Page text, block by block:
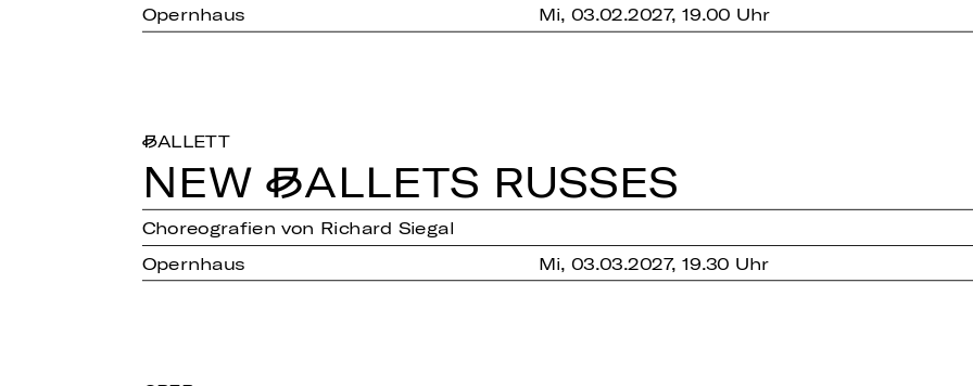
Opernhaus
Mi, 03.02.2027, 19.00 Uhr
BALLETT
NEW BAL­LETS RUSSES
Choreografien von Richard Siegal
Opernhaus
Mi, 03.03.2027, 19.30 Uhr